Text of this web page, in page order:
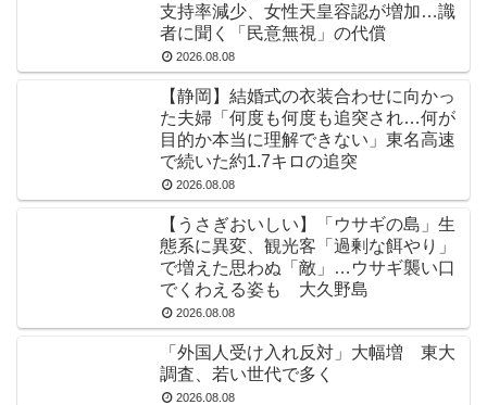
支持率減少、女性天皇容認が増加…識
者に聞く「民意無視」の代償
2026.08.08
【静岡】結婚式の衣装合わせに向かっ
た夫婦「何度も何度も追突され…何が
目的か本当に理解できない」東名高速
で続いた約1.7キロの追突
2026.08.08
【うさぎおいしい】「ウサギの島」生
態系に異変、観光客「過剰な餌やり」
で増えた思わぬ「敵」…ウサギ襲い口
でくわえる姿も 大久野島
2026.08.08
「外国人受け入れ反対」大幅増 東大
調査、若い世代で多く
2026.08.08